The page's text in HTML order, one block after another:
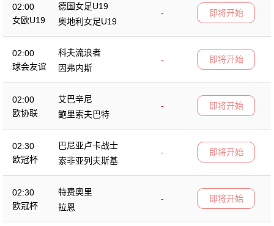
02:00
女欧U19
德国女足U19
-
奥地利女足U19
即将开始
02:00
球会友谊
科夫流浪者
-
因弗内斯
即将开始
02:00
欧协联
艾巴辛尼
-
鲍里索夫巴特
即将开始
02:30
欧冠杯
巴尼亚卢卡战士
-
索非亚列夫斯基
即将开始
02:30
欧冠杯
特费奥里
-
拉恩
即将开始